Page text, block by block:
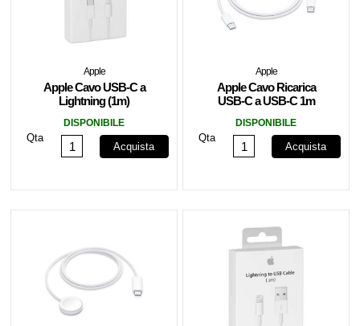
Apple
Apple Cavo USB-C a
Lightning (1m)
DISPONIBILE
Qta
Acquista
Apple
Apple Cavo Ricarica
USB-C a USB-C 1m
DISPONIBILE
Qta
Acquista